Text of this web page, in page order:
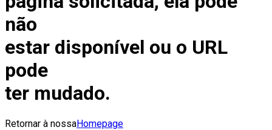
não
estar disponível ou o URL
pode
ter mudado.
Retornar à nossaHomepage